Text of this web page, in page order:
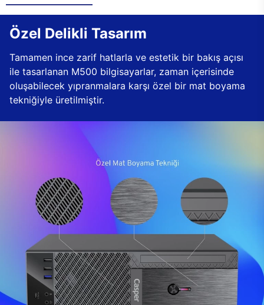
Özel Delikli Tasarım
Tamamen ince zarif hatlarla ve estetik bir bakış açısı
ile tasarlanan M500 bilgisayarlar, zaman içerisinde
oluşabilecek yıpranmalara karşı özel bir mat boyama
tekniğiyle üretilmiştir.